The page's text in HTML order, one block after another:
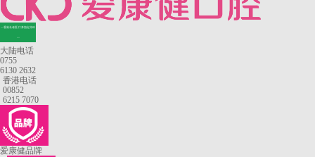
—香港长者医疗券指定牙科
大陆电话
0755
6130 2632
香港电话
00852
6215 7070
爱康健品牌